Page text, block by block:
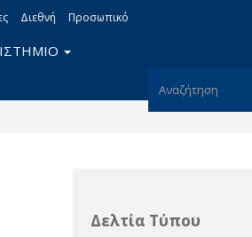
Διεθνή Προσωπικό
Φόρμα
Δελτία Τύπου